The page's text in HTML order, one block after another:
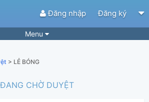
Đăng nhập Đăng ký
Menu
> LẺ BÓNG
ĐANG CHỜ DUYỆT